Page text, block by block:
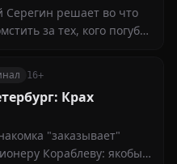
Серегин решает во что
за тех, кого погубил
Он задумывает столкнуть
группировки...
16+
Крах
"заказывает"
Кораблеву: якобы